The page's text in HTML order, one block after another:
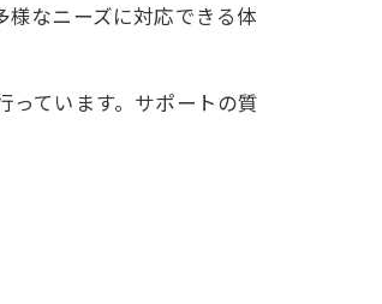
なニーズに対応できる体
ています。サポートの質